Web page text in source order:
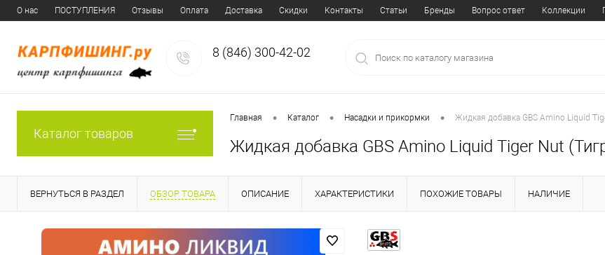
О нас ПОСТУПЛЕНИЯ Отзывы Оплата Доставка Скидки Контакты Статьи Бренды Вопрос ответ Коллекции
8 (846) 300-42-02
Каталог товаров
Главная • Каталог • Насадки и прикормки • Жидкая добавка GBS Amino Liquid
Жидкая добавка GBS Amino Liquid Tiger Nut
ВЕРНУТЬСЯ В РАЗДЕЛ ОБЗОР ТОВАРА ОПИСАНИЕ ХАРАКТЕРИСТИКИ ПОХОЖИЕ ТОВАРЫ НАЛИЧИЕ